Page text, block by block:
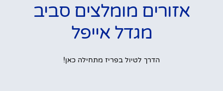
אזורים מומלצים סביב
מגדל אייפל
הדרך לטיול בפריז מתחילה כאן!